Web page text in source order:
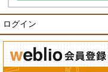
ログイン